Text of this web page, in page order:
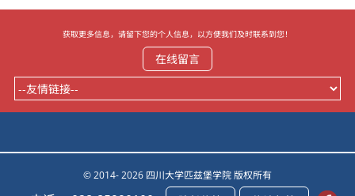
获取更多信息，请留下您的个人信息，以方便我们及时联系到您！
在线留言
© 2014- 2026 四川大学匹兹堡学院 版权所有